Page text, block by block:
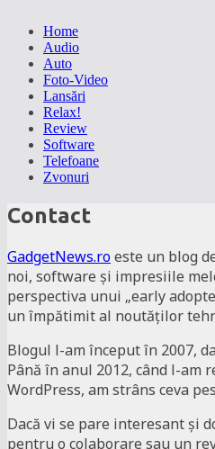
Home
Audio
Auto
Foto-Video
Lansări
Relax!
Review
Software
Telefoane
Zvonuri
Contact
GadgetNews.roeste un blog
noi, software şi impresiile
perspectiva unui „early
un împătimit al noutăților
Blogul l-am început în 2007,
Până în anul 2012, când l-am
WordPress, am strâns ceva
Dacă vi se pare interesant şi
pentru o colaborare sau un